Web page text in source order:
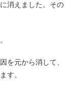
消えました。その
を元から消して、
す。